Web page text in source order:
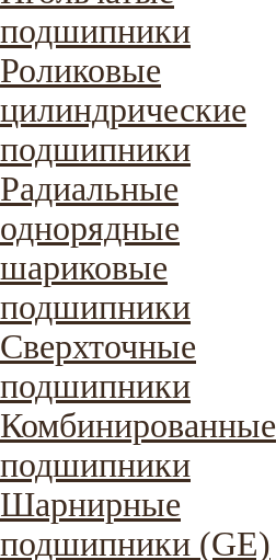
подшипники
Роликовые
цилиндрические
подшипники
Радиальные
однорядные
шариковые
подшипники
Сверхточные
подшипники
Комбинированные
подшипники
Шарнирные
подшипники (GE)